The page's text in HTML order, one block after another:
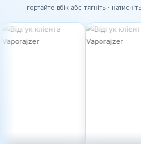
гортайте вбік або тягніть ·